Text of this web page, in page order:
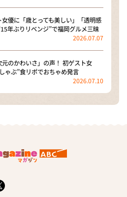
女優に「歳とっても美しい」「透明感
年ぶりリベンジ”で福岡グルメ三昧
2026.07.07
元のかわいさ」の声！ 初ゲスト女
ゃぶ”食リポでおちゃめ発言
2026.07.10